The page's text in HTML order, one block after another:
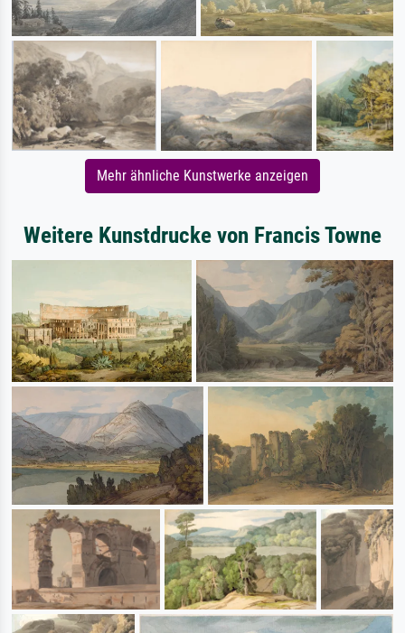
Mehr ähnliche Kunstwerke anzeigen
Weitere Kunstdrucke von Francis Towne